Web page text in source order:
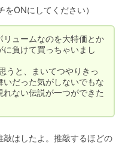
ONにしてください）
ュームなのを大特価とか
負けて買っちゃいまし
うと、まいてつやりきっ
だった気がしないでもな
ない伝説が一つができた
はしたよ。推敲するほどの